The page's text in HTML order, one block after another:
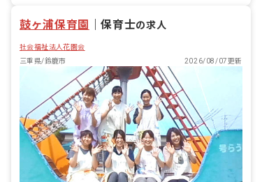
暇付与時まで利用可能。 やむを得ない
欠勤時等に最大5日まで有給で休めま
す。 ■看護休暇 ■介護休業／休暇制度 ※
年間休日数は完全週休2日制に準ずる
ス・役割を決定します。配属後も複数担
一人で抱え込むような体制ではありませ
ん。 ※当園では「体験の保障」を大切に
しており、子どもたちが季節や文化にふ
れ、さまざまな経験を積み重ねられるよ
う保育を組み立てています。クッキング
や園外活動、行事の準備もチームで協力
しながら進めますので、初めての方もご
安心ください。 ※子どもたちの「やって
みたい！」を引き出す保育の中で、あな
た自身の得意なことや経験もぜひ活かし
てください。
鼓ヶ浦保育園 ｜保育士の求人
社会福祉法人花園会
三重県/鈴鹿市
2026/08/07更新